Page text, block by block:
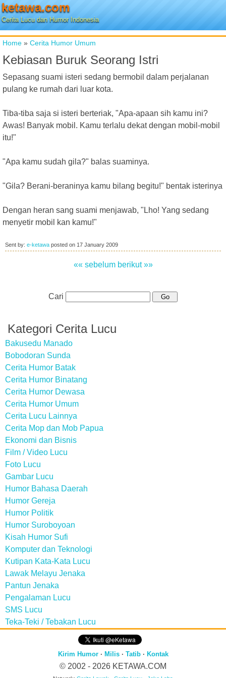
ketawa.com
Cerita Lucu dan Humor Indonesia
Home » Cerita Humor Umum
Kebiasan Buruk Seorang Istri
Sepasang suami isteri sedang bermobil dalam perjalanan
pulang ke rumah dari luar kota.
Tiba-tiba saja si isteri berteriak, "Apa-apaan sih kamu ini?
Awas! Banyak mobil. Kamu terlalu dekat dengan mobil-mobil
itu!"
"Apa kamu sudah gila?" balas suaminya.
"Gila? Berani-beraninya kamu bilang begitu!" bentak isterinya
Dengan heran sang suami menjawab, "Lho! Yang sedang
menyetir mobil kan kamu!"
Sent by: e-ketawa posted on 17 January 2009
«« sebelum berikut »»
Cari
Kategori Cerita Lucu
Bakusedu Manado
Bobodoran Sunda
Cerita Humor Batak
Cerita Humor Binatang
Cerita Humor Dewasa
Cerita Humor Umum
Cerita Lucu Lainnya
Cerita Mop dan Mob Papua
Ekonomi dan Bisnis
Film / Video Lucu
Foto Lucu
Gambar Lucu
Humor Bahasa Daerah
Humor Gereja
Humor Politik
Humor Suroboyoan
Kisah Humor Sufi
Komputer dan Teknologi
Kutipan Kata-Kata Lucu
Lawak Melayu Jenaka
Pantun Jenaka
Pengalaman Lucu
SMS Lucu
Teka-Teki / Tebakan Lucu
Kirim Humor· Milis· Tatib· Kontak
© 2002 - 2026 KETAWA.COM